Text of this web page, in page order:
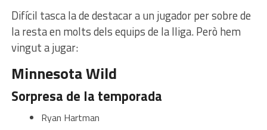
Difícil tasca la de destacar a un jugador per sobre de
la resta en molts dels equips de la lliga. Però hem
vingut a jugar:
Minnesota Wild
Sorpresa de la temporada
Ryan Hartman